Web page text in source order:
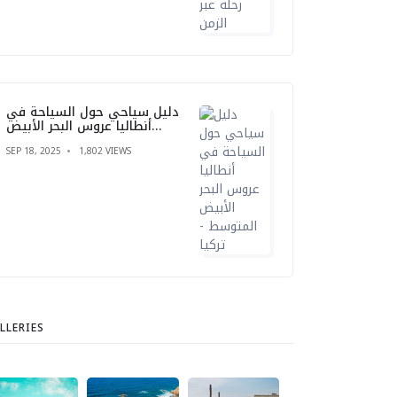
دليل سياحي حول السياحة في
أنطاليا عروس البحر الأبيض
المتوسط - تركيا
SEP 18, 2025 1,802 VIEWS